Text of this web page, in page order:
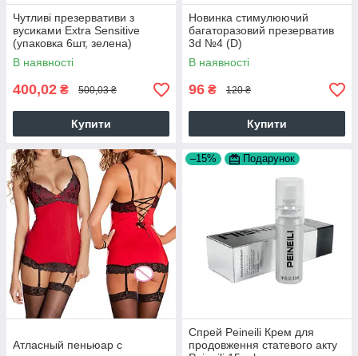
Чутливі презервативи з
вусиками Extra Sensitive
(упаковка 6шт, зелена)
В наявності
400,02 ₴ 500,03 ₴
Купити
Новинка стимулюючий
багаторазовий презерватив
3d №4 (D)
В наявності
96 ₴ 120 ₴
Купити
Атласный пеньюар с
–15% Подарунок
Спрей Peineili Крем для
продовження статевого акту